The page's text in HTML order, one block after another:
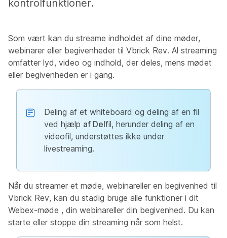
kontrolfunktioner.
Som vært kan du streame indholdet af dine møder,
webinarer eller begivenheder til Vbrick Rev. Al streaming
omfatter lyd, video og indhold, der deles, mens mødet
eller begivenheden er i gang.
Deling af et whiteboard og deling af en fil
ved hjælp af Delfil, herunder deling af en
videofil, understøttes ikke under
livestreaming.
Når du streamer et møde, webinareller en begivenhed til
Vbrick Rev, kan du stadig bruge alle funktioner i dit
Webex-møde , din webinareller din begivenhed. Du kan
starte eller stoppe din streaming når som helst.